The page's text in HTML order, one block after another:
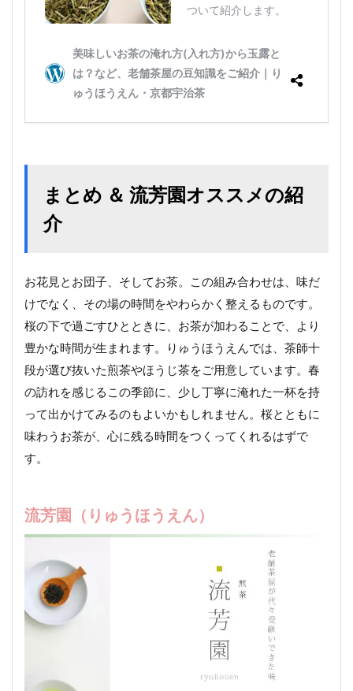
まとめ ＆ 流芳園オススメの紹
介
お花見とお団子、そしてお茶。この組み合わせは、味だ
けでなく、その場の時間をやわらかく整えるものです。
桜の下で過ごすひとときに、お茶が加わることで、より
豊かな時間が生まれます。りゅうほうえんでは、茶師十
段が選び抜いた煎茶やほうじ茶をご用意しています。春
の訪れを感じるこの季節に、少し丁寧に淹れた一杯を持
って出かけてみるのもよいかもしれません。桜とともに
味わうお茶が、心に残る時間をつくってくれるはずで
す。
流芳園（りゅうほうえん）